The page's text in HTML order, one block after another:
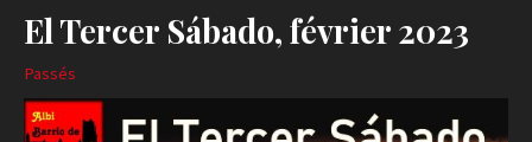
El Tercer Sábado, février 2023
Passés